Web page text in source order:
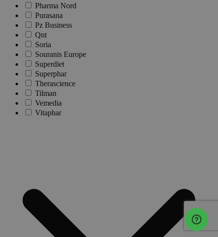
Pharma Nord
Purasana
Pz Business
Qnt
Soria
Souranis Europe
Superdiet
Superphar
Therascience
Tilman
Vemedia
Vitaphar